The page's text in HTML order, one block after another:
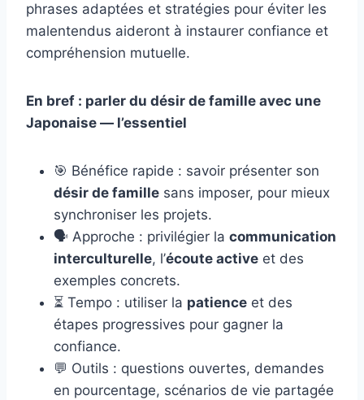
phrases adaptées et stratégies pour éviter les
malentendus aideront à instaurer confiance et
compréhension mutuelle.
En bref : parler du désir de famille avec une
Japonaise — l’essentiel
🎯 Bénéfice rapide : savoir présenter son
désir de famille sans imposer, pour mieux
synchroniser les projets.
🗣️ Approche : privilégier la communication
interculturelle, l’écoute active et des
exemples concrets.
⏳ Tempo : utiliser la patience et des
étapes progressives pour gagner la
confiance.
💬 Outils : questions ouvertes, demandes
en pourcentage, scénarios de vie partagée